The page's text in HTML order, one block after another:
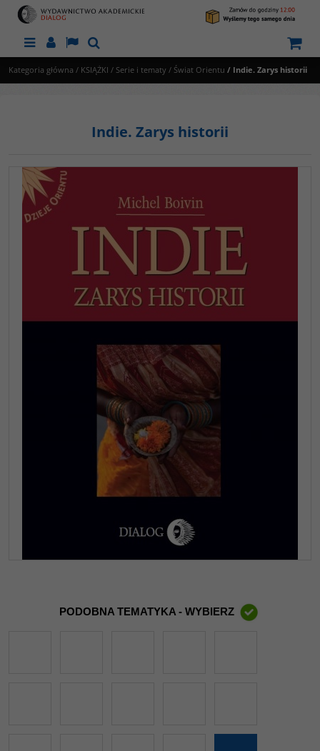
MenuPanelLangSzukaj
Kategoria główna / KSIĄŻKI / Serie i tematy / Świat Orientu / Indie. Zarys historii
Indie. Zarys historii
PODOBNA TEMATYKA - WYBIERZ